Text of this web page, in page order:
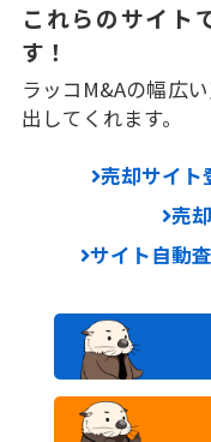
これらのサイト
す！
ラッコM&Aの幅広
出してくれます。
売却サイト
売
サイト自動